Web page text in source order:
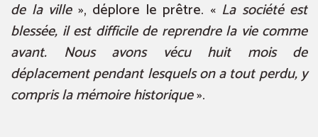
de la ville », déplore le prêtre. « La société est
blessée, il est difficile de reprendre la vie comme
avant. Nous avons vécu huit mois de
déplacement pendant lesquels on a tout perdu, y
compris la mémoire historique».